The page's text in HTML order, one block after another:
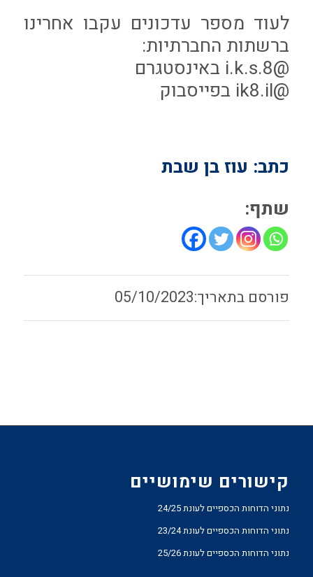
לעוד מספר עדכונים עקבו אחרינו
ברשתות החברתיות:
@i.k.s.8 באינסטגרם
@ik8.il בפייסבוק
כתב: עוז בן שבת
שתף:
05/10/2023
קישורים שימושיים
נתוני הדוחות הכספיים לעונת 24/25
נתוני הדוחות הכספיים לעונת 23/24
נתוני הדוחות הכספיים לעונת 25/26